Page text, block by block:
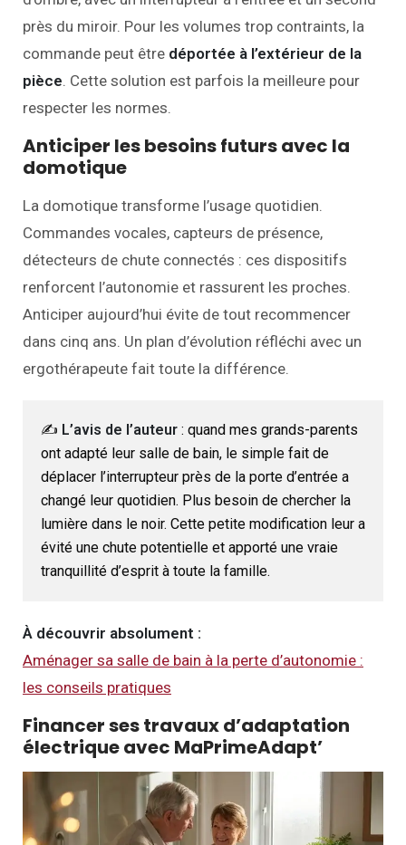
près du miroir. Pour les volumes trop contraints, la
commande peut être déportée à l’extérieur de la
pièce. Cette solution est parfois la meilleure pour
respecter les normes.
Anticiper les besoins futurs avec la
domotique
La domotique transforme l’usage quotidien.
Commandes vocales, capteurs de présence,
détecteurs de chute connectés : ces dispositifs
renforcent l’autonomie et rassurent les proches.
Anticiper aujourd’hui évite de tout recommencer
dans cinq ans. Un plan d’évolution réfléchi avec un
ergothérapeute fait toute la différence.
✍️ L’avis de l’auteur : quand mes grands-parents
ont adapté leur salle de bain, le simple fait de
déplacer l’interrupteur près de la porte d’entrée a
changé leur quotidien. Plus besoin de chercher la
lumière dans le noir. Cette petite modification leur a
évité une chute potentielle et apporté une vraie
tranquillité d’esprit à toute la famille.
À découvrir absolument :
Aménager sa salle de bain à la perte d’autonomie :
les conseils pratiques
Financer ses travaux d’adaptation
électrique avec MaPrimeAdapt’